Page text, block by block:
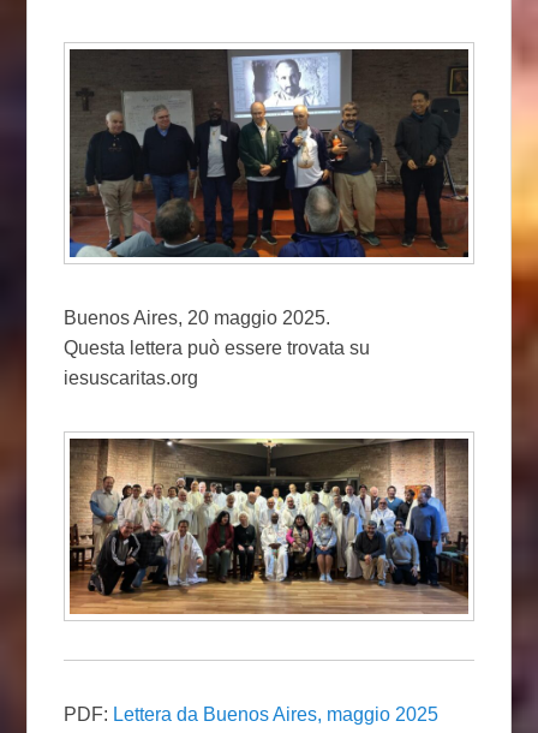
Buenos Aires, 20 maggio 2025.
Questa lettera può essere trovata su
iesuscaritas.org
PDF: Lettera da Buenos Aires, maggio 2025